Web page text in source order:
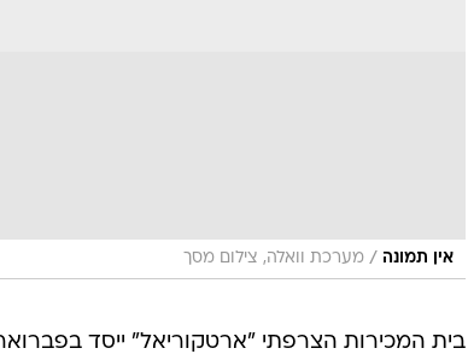
אין תמונה / מערכת וואלה, צילום מסך